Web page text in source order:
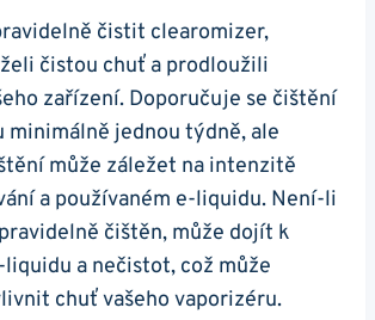
čistit clearomizer,
čistou chuť a prodloužili
zařízení. Doporučuje se čištění
minimálně jednou týdně, ale
může záležet na intenzitě
a používaném e-liquidu. Není-li
čištěn, může dojít k
a nečistot, což může
chuť vašeho vaporizéru.